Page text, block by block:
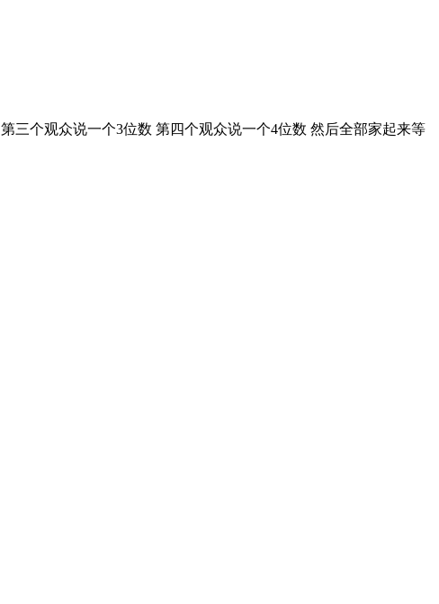
个观众说一个3位数 第四个观众说一个4位数 然后全部家起来等